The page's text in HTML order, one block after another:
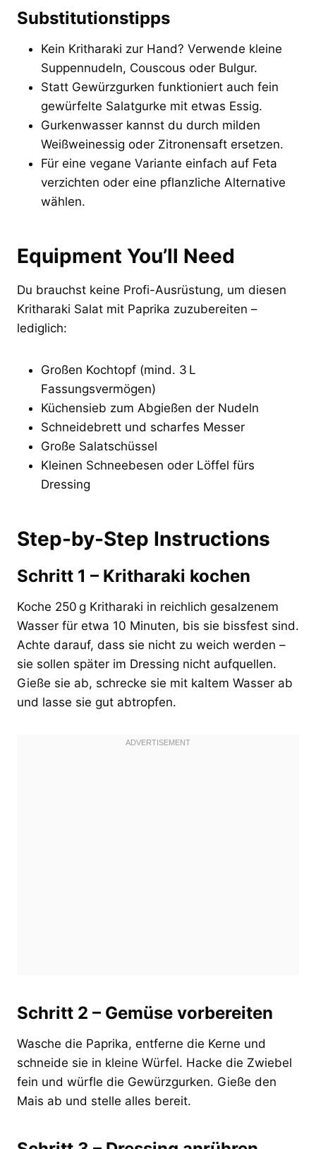
Substitutionstipps
Kein Kritharaki zur Hand? Verwende kleine
Suppennudeln, Couscous oder Bulgur.
Statt Gewürzgurken funktioniert auch fein
gewürfelte Salatgurke mit etwas Essig.
Gurkenwasser kannst du durch milden
Weißweinessig oder Zitronensaft ersetzen.
Für eine vegane Variante einfach auf Feta
verzichten oder eine pflanzliche Alternative
wählen.
Equipment You’ll Need
Du brauchst keine Profi-Ausrüstung, um diesen
Kritharaki Salat mit Paprika zuzubereiten –
lediglich:
Großen Kochtopf (mind. 3 L
Fassungsvermögen)
Küchensieb zum Abgießen der Nudeln
Schneidebrett und scharfes Messer
Große Salatschüssel
Kleinen Schneebesen oder Löffel fürs
Dressing
Step-by-Step Instructions
Schritt 1 – Kritharaki kochen
Koche 250 g Kritharaki in reichlich gesalzenem
Wasser für etwa 10 Minuten, bis sie bissfest sind.
Achte darauf, dass sie nicht zu weich werden –
sie sollen später im Dressing nicht aufquellen.
Gieße sie ab, schrecke sie mit kaltem Wasser ab
und lasse sie gut abtropfen.
Schritt 2 – Gemüse vorbereiten
Wasche die Paprika, entferne die Kerne und
schneide sie in kleine Würfel. Hacke die Zwiebel
fein und würfle die Gewürzgurken. Gieße den
Mais ab und stelle alles bereit.